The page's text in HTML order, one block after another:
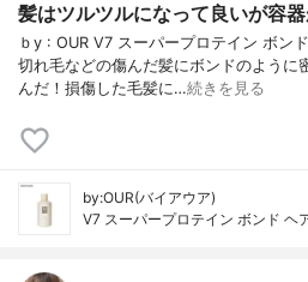
髪はツルツルになって良いが容
ｂy : OUR V7 スーパープロテイン ボン
切れ毛などの傷んだ髪にボンドのよう
んだ！損傷した毛髪に…続きを見る
by:OUR(バイアウア)
V7 スーパープロテイン ボンド ヘ